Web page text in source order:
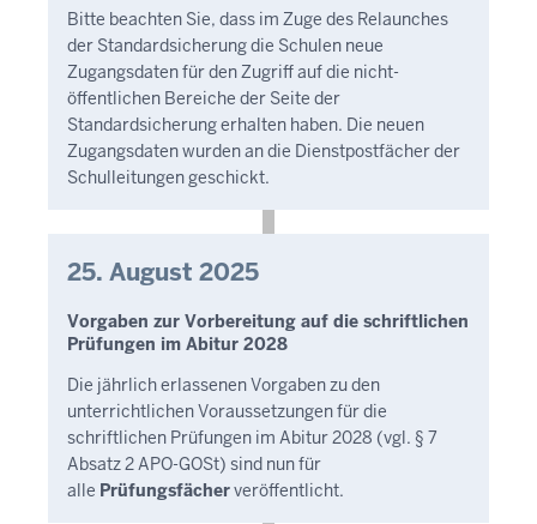
Bitte beachten Sie, dass im Zuge des Relaunches
der Standardsicherung die Schulen neue
Zugangsdaten für den Zugriff auf die nicht-
öffentlichen Bereiche der Seite der
Standardsicherung erhalten haben. Die neuen
Zugangsdaten wurden an die Dienstpostfächer der
Schulleitungen geschickt.
25. August 2025
Vorgaben zur Vorbereitung auf die schriftlichen
Prüfungen im Ab‍itur 2028
Die jährlich erlassenen Vorgaben zu den
unterrichtlichen Voraussetzungen für die
schriftlichen Prüfungen im Abitur 2028 (vgl. § 7
Absatz 2 APO-GOSt) sind nun für
alle Prüfungsfächerveröffentlicht.